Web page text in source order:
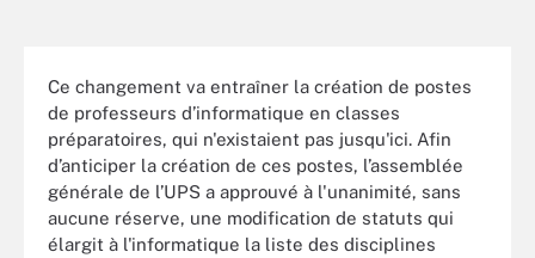
Ce changement va entraîner la création de postes
de professeurs d’informatique en classes
préparatoires, qui n'existaient pas jusqu'ici. Afin
d’anticiper la création de ces postes, l’assemblée
générale de l’UPS a approuvé à l'unanimité, sans
aucune réserve, une modification de statuts qui
élargit à l'informatique la liste des disciplines